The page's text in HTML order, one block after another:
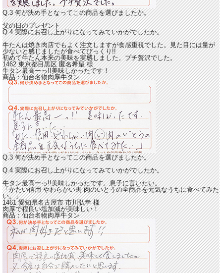
Q.3 何が決め手となってこの商品を選びましたか。
父の日のプレゼント
Q.4 実際にお召し上がりになってみていかがでしたか。
牛たんは焼き肉店でもよく注文しますが食感重視でした。見た目には量が
少ないと感じましたが食べてびっくり!!
初めて牛たん本来の美味を実感しました。プチ贅沢でした。
1462 東京都目黒区匿名希望様
牛タン最高ーっ!!美味しかったです！
商品：仙台名物肉厚牛タン
Q.3 何が決め手となってこの商品を選びましたか。
Q.4 実際にお召し上がりになってみていかがでしたか。
牛タン最高ーっ!!美味しかったです。息子に言いたい。
「かたい信用 やわらかい肉 肉のいとうの全商品を元気なうちに食べてみた
い。」
1461 愛知県名古屋市市川弘幸様
肉厚で程良い塩加減が美味しい！
商品：仙台名物肉厚牛タン